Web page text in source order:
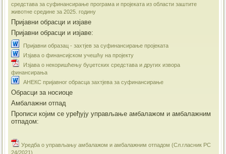
средстава за суфинансирање програма и пројеката из области заштите
животне средине за 2025. годину
Пријавни обрасци и изјаве
Пријавни обрасци и изјаве:
Пријавни образац - захтјев за суфинансирање пројеката
Изјава о финансијском учешћу на пројекту
Изјава о некоришћењу буџетских средстава и других извора
финансирања
АНЕКС пријавног обрасца захтјева за суфинансирање
Обрасци за носиоце
Амбалажни отпад
Прописи којим се уређују управљање амбалажом и амбалажним
отпадом:
Уредба о управљању амбалажом и амбалажним отпадом (Сл.гласник РС
24/2021)